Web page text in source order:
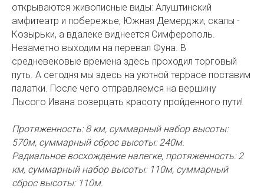
открываются живописные виды: Алуштинский
амфитеатр и побережье, Южная Демерджи, скалы -
Козырьки, а вдалеке виднеется Симферополь.
Незаметно выходим на перевал Фуна. В
средневековые времена здесь проходил торговый
путь. А сегодня мы здесь на уютной террасе поставим
палатки. После чего отправляемся на вершину
Лысого Ивана созерцать красоту пройденного пути!
Протяженность: 8 км, суммарный набор высоты:
570м, суммарный сброс высоты: 240м.
Радиальное восхождение налегке, протяженность: 2
км, суммарный набор высоты: 110м, суммарный
сброс высоты: 110м.